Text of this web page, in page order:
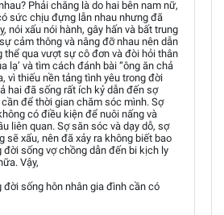
Phải chăng là do hai bên nam nữ,
sức chịu đựng lẫn nhau nhưng đã
nói xấu nói hành, gây hấn và bất trung
cảm thông và nâng đỡ nhau nên dẫn
thể qua vượt sự cô đơn và đòi hỏi thân
lạ’ và tìm cách đánh bài “ông ăn chả
vì thiếu nền tảng tình yêu trong đời
hai đã sống rất ích kỷ dẫn đến sợ
để thời gian chăm sóc mình. Sợ
có điều kiện để nuôi nấng và
liên quan. Sợ săn sóc và dạy dỗ, sợ
sẽ xấu, nên đã xảy ra không biết bao
đời sống vợ chồng dẫn đến bi kịch ly
Vậy,
sống hôn nhân gia đình cần có